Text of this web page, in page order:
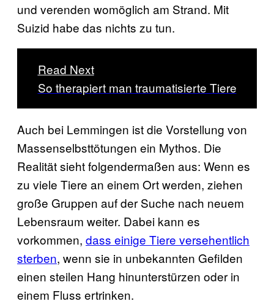
und verenden womöglich am Strand. Mit
Suizid habe das nichts zu tun.
Read Next
So therapiert man traumatisierte Tiere
Auch bei Lemmingen ist die Vorstellung von
Massenselbsttötungen ein Mythos. Die
Realität sieht folgendermaßen aus: Wenn es
zu viele Tiere an einem Ort werden, ziehen
große Gruppen auf der Suche nach neuem
Lebensraum weiter. Dabei kann es
vorkommen, dass einige Tiere versehentlich
sterben, wenn sie in unbekannten Gefilden
einen steilen Hang hinunterstürzen oder in
einem Fluss ertrinken.